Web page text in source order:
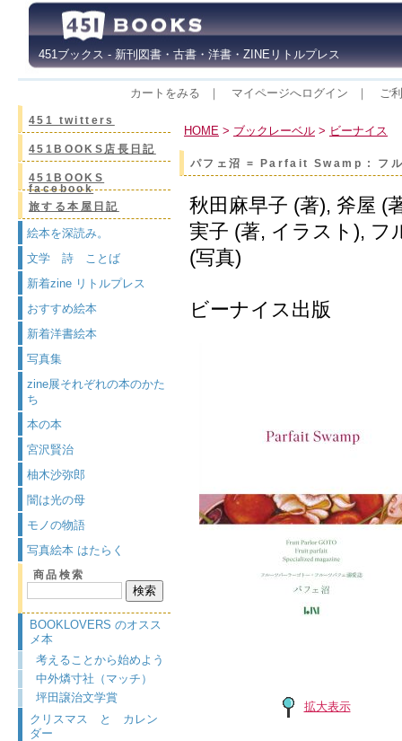
451ブックス - 新刊図書・古書・洋書・ZINEリトルプレス
カートをみる ｜ マイページへログイン ｜ ご
451 twitters
451BOOKS店長日記
451BOOKS
facebook
旅する本屋日記
絵本を深読み。
文学 詩 ことば
新着zine リトルプレス
おすすめ絵本
新着洋書絵本
写真集
zine展それぞれの本のかた
ち
本の本
宮沢賢治
柚木沙弥郎
闇は光の母
モノの物語
写真絵本 はたらく
商品検索
BOOKLOVERS のオスス
メ本
考えることから始めよう
中外燐寸社（マッチ）
坪田譲治文学賞
クリスマス と カレン
ダー
HOME > ブックレーベル > ビーナイス
パフェ沼 = Parfait Swamp : フル
秋田麻早子 (著), 斧屋 (
実子 (著, イラスト), フ
(写真)
ビーナイス出版
拡大表示